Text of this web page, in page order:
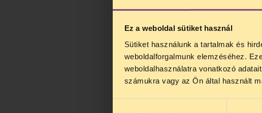
Ez a weboldal sütiket használ
Sütiket használunk a tartalmak és
weboldalforgalmunk elemzéséhez.
weboldalhasználatra vonatkozó
számukra vagy az Ön által használt
TELEFONOS
Kedves érdeklődő,
augusztus 24
kedden, 13 és 15
alatt is elér minket.